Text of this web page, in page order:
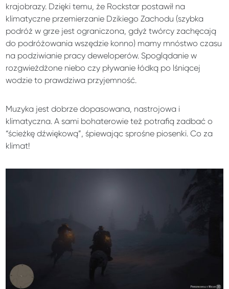
krajobrazy. Dzięki temu, że Rockstar postawił na
klimatyczne przemierzanie Dzikiego Zachodu (szybka
podróż w grze jest ograniczona, gdyż twórcy zachęcają
do podróżowania wszędzie konno) mamy mnóstwo czasu
na podziwianie pracy deweloperów. Spoglądanie w
rozgwieżdżone niebo czy pływanie łódką po lśniącej
wodzie to prawdziwa przyjemność.
Muzyka jest dobrze dopasowana, nastrojowa i
klimatyczna. A sami bohaterowie też potrafią zadbać o
“ścieżkę dźwiękową”, śpiewając sprośne piosenki. Co za
klimat!